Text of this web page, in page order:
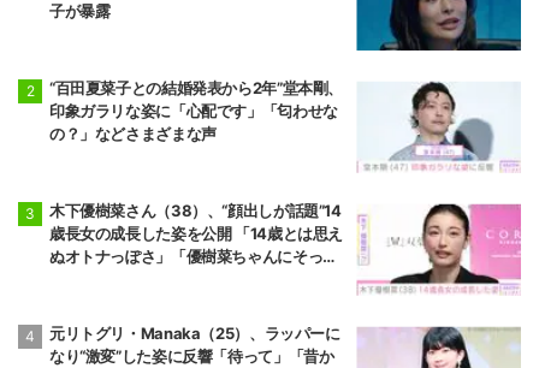
子が暴露
“百田夏菜子との結婚発表から2年”堂本剛、
印象ガラリな姿に「心配です」「匂わせな
の？」などさまざまな声
木下優樹菜さん（38）、“顔出しが話題”14
歳長女の成長した姿を公開 「14歳とは思え
ぬオトナっぽさ」「優樹菜ちゃんにそっく
元リトグリ・Manaka（25）、ラッパーに
なり“激変”した姿に反響「待って」「昔か